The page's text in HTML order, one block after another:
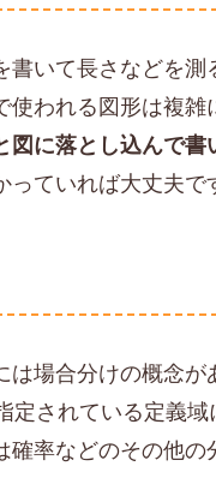
いて長さなどを測
われる図形は複
に落とし込んで書
ていれば大丈夫で
場合分けの概念が
されている定義
率などのその他